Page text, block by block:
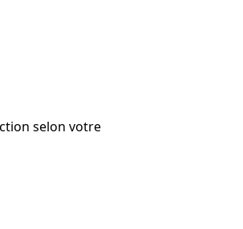
selon votre